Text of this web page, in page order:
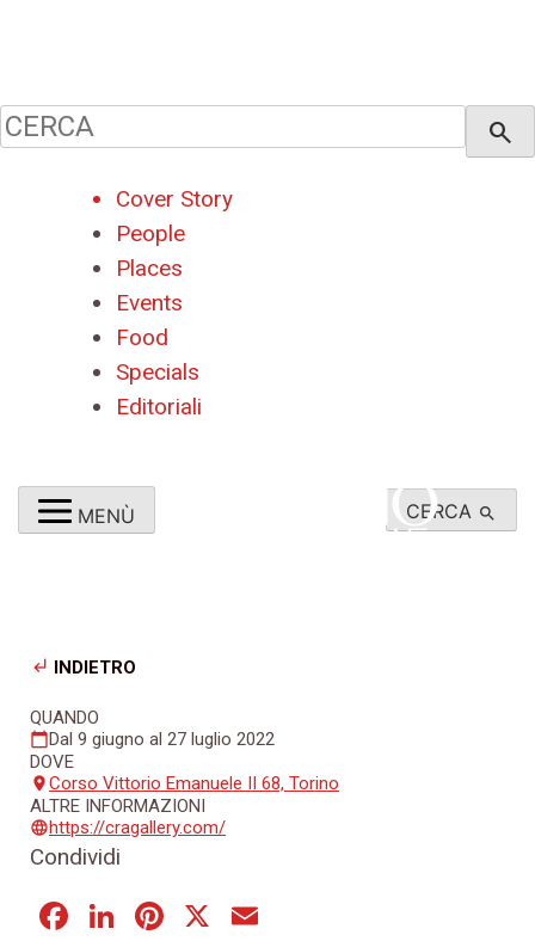
Cerca: search
Cover Story
People
Places
Events
Food
Specials
Editoriali
MENÙ CERCA search
subdirectory_arrow_left INDIETRO
QUANDO
calendar_todayDal 9 giugno al 27 luglio 2022
DOVE
placeCorso Vittorio Emanuele II 68, Torino
ALTRE INFORMAZIONI
languagehttps://cragallery.com/
Condividi
Facebook
LinkedIn
Pinterest
X